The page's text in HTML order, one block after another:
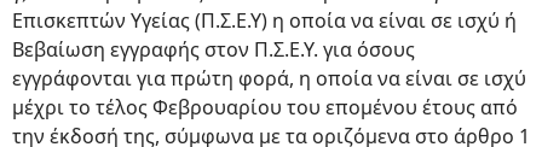
Επισκεπτών Υγείας (Π.Σ.Ε.Υ) η οποία να είναι σε ισχύ ή
Βεβαίωση εγγραφής στον Π.Σ.Ε.Υ. για όσους
εγγράφονται για πρώτη φορά, η οποία να είναι σε ισχύ
μέχρι το τέλος Φεβρουαρίου του επομένου έτους από
την έκδοσή της, σύμφωνα με τα οριζόμενα στο άρθρο 1